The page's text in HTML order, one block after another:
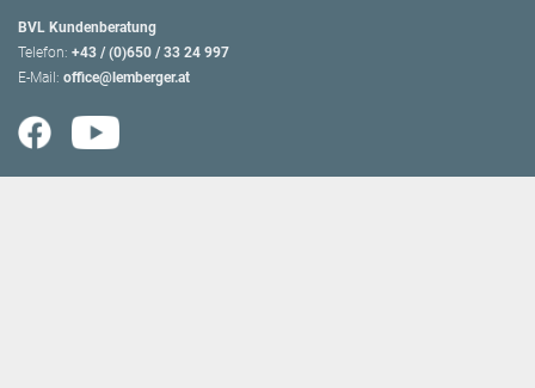
BVL Kundenberatung
Telefon: +43 / (0)650 / 33 24 997
E-Mail: office@lemberger.at